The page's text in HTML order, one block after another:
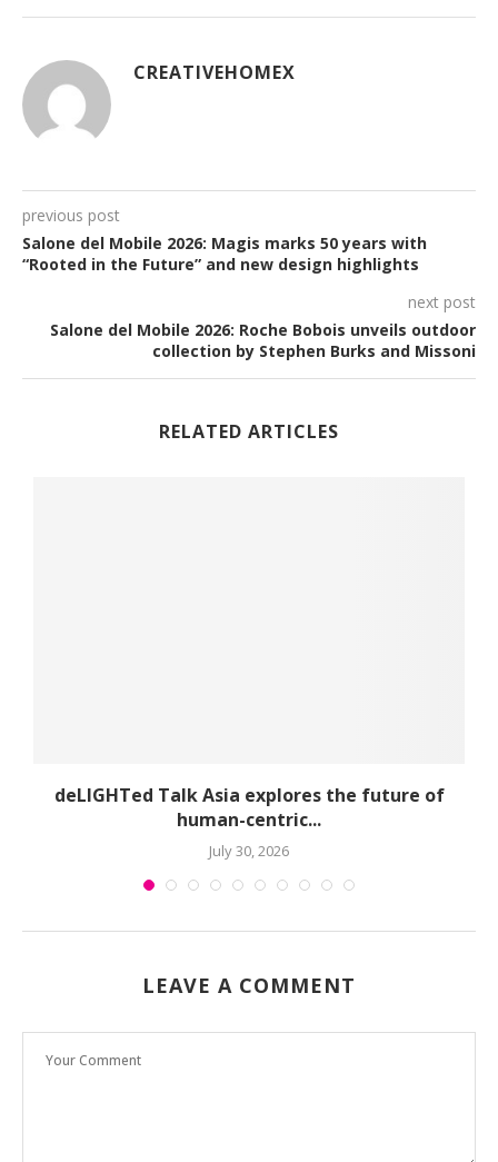
CREATIVEHOMEX
previous post
Salone del Mobile 2026: Magis marks 50 years with
“Rooted in the Future” and new design highlights
next post
Salone del Mobile 2026: Roche Bobois unveils outdoor
collection by Stephen Burks and Missoni
RELATED ARTICLES
deLIGHTed Talk Asia explores the future of
human-centric...
July 30, 2026
LEAVE A COMMENT